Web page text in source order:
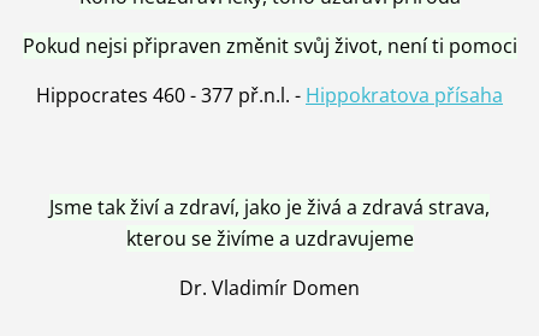
Pokud nejsi připraven změnit svůj život, není ti pomoci
Hippocrates 460 - 377 př.n.l. - Hippokratova přísaha
Jsme tak živí a zdraví, jako je živá a zdravá strava,
kterou se živíme a uzdravujeme
Dr. Vladimír Domen